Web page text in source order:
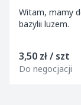
Witam, mamy do sprzedania 39,2kg mąki z nasion słodkiej
bazylii luzem.
3,50 zł / szt
Do negocjacji